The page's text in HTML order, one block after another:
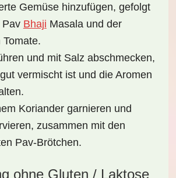
Gemüse hinzufügen, gefolgt
Pav Bhaji Masala und der
Tomate.
und mit Salz abschmecken,
vermischt ist und die Aromen
Koriander garnieren und
zusammen mit den
Pav-Brötchen.
ohne Gluten / Laktose